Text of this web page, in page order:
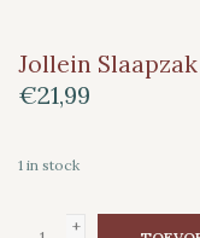
Jollein
€21,99
1 in stock
+